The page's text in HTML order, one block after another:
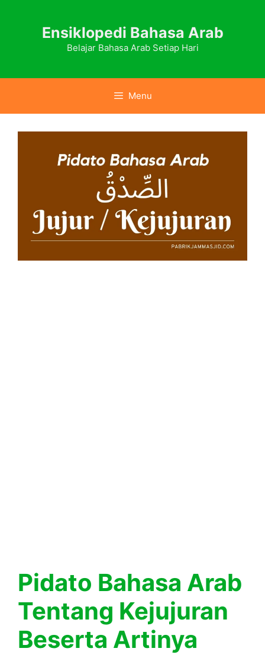
Ensiklopedi Bahasa Arab
Belajar Bahasa Arab Setiap Hari
Menu
Pidato Bahasa Arab
Tentang Kejujuran
Beserta Artinya